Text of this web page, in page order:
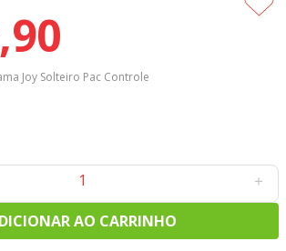
,90
Joy Solteiro Pac Controle
＋
AO CARRINHO